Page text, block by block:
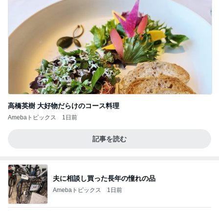
高橋英樹 大好物だらけのコース料理
Amebaトピックス 1日前
記事を読む
夫に相談し買った長年の憧れの品
Amebaトピックス 1日前